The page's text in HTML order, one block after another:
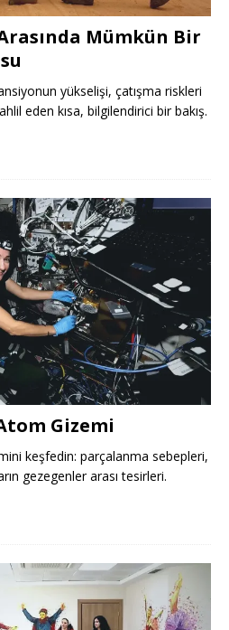
Mümkün Bir
yükselişi, çatışma riskleri
eden kısa, bilgilendirici bir bakış.
Gizemi
keşfedin: parçalanma sebepleri,
gezegenler arası tesirleri.